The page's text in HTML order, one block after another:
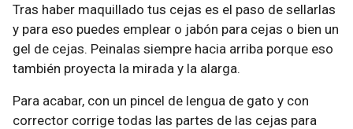
Tras haber maquillado tus cejas es el paso de sellarlas
y para eso puedes emplear o jabón para cejas o bien un
gel de cejas. Peinalas siempre hacia arriba porque eso
también proyecta la mirada y la alarga.
Para acabar, con un pincel de lengua de gato y con
corrector corrige todas las partes de las cejas para